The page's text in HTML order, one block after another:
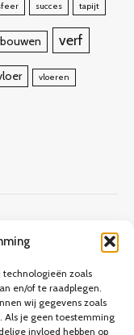
technologieën zoals
en/of te raadplegen.
wij gegevens zoals
Als je geen toestemming
invloed hebben op
succes tapijt
verf
vloeren
op een budget